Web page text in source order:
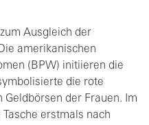
Ausgleich der
amerikanischen
(BPW) initiieren die
die rote
Geldbörsen der Frauen. Im
erstmals nach